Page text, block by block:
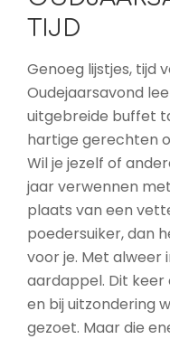
TIJD
Genoeg lijstjes, tijd
Oudejaarsavond
uitgebreide buffet
hartige gerechten
Wil je jezelf of
jaar verwennen
plaats van een
poedersuiker, dan
voor je. Met alweer
aardappel. Dit keer
en bij uitzondering
gezoet. Maar die